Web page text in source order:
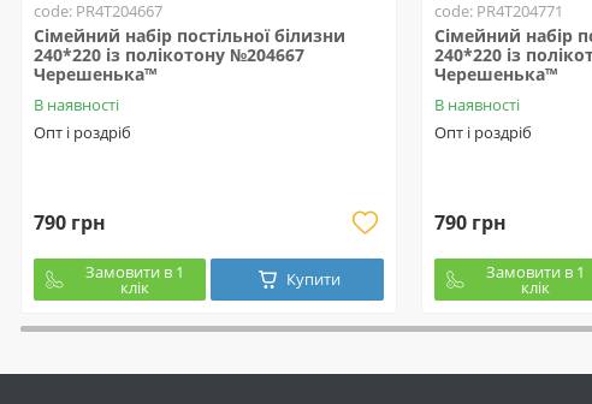
code: PR4T204667
Сімейний набір постільної білизни
240*220 із полікотону №204667
Черешенька™
В наявності
Опт і роздріб
790 грн
Замовити в 1
клік Купити
code: PR4T204771
Сімейний набір
240*220 із
Черешенька™
В наявності
Опт і роздріб
790 грн
Замовити в 1
клік